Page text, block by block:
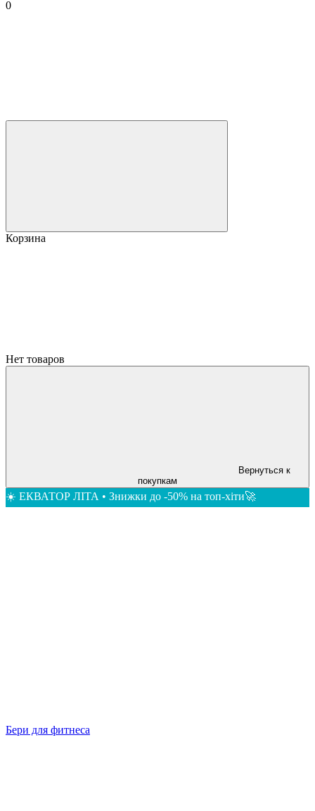
0
Корзина
Нет товаров
Вернуться к
покупкам
☀️ ЕКВАТОР ЛІТА • Знижки до -50% на топ-хіти🚀
Бери для фитнеса